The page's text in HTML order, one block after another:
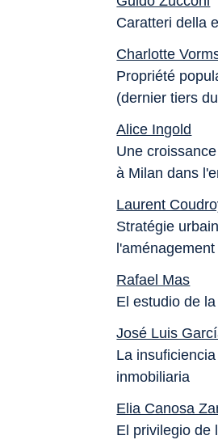
Caratteri della
Charlotte
Propriété
(dernier tiers
Alice Ingold
Une
à Milan dans
Laurent
Stratégie
Rafael Mas
El estudio de
José Luis
La
inmobiliaria
Elia Canosa
El privilegio de